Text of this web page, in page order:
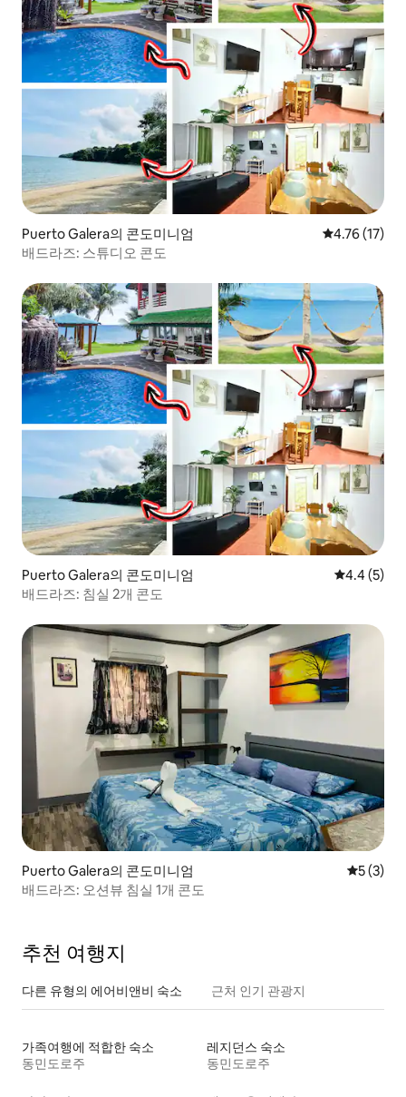
Puerto Galera의 콘도미니엄 평점 4.76점
4.76 (17)
배드라즈: 스튜디오 콘도
Puerto Galera의 콘도미니엄 평점 4.4점
4.4 (5)
배드라즈: 침실 2개 콘도
Puerto Galera의 콘도미니엄 평점 5점
5 (3)
배드라즈: 오션뷰 침실 1개 콘도
추천 여행지
다른 유형의 에어비앤비 숙소 근처 인기 관광지
가족여행에 적합한 숙소
동민도로주
레지던스 숙소
동민도로주